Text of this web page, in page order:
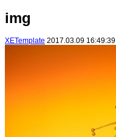
img
XETemplate 2017.03.09 16:49:39